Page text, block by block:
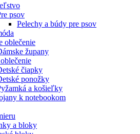
psov
Pelechy a búdy pre psov
oblečenie
župany
čiapky
ponožky
a košieľky
k notebookom
a bloky